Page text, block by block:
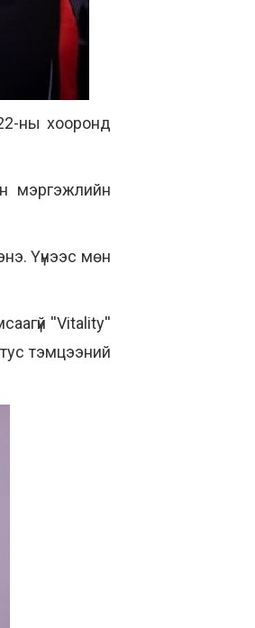
ны хооронд
мэргэжлийн
Үүнээс мөн
''Vitality''
тэмцээний